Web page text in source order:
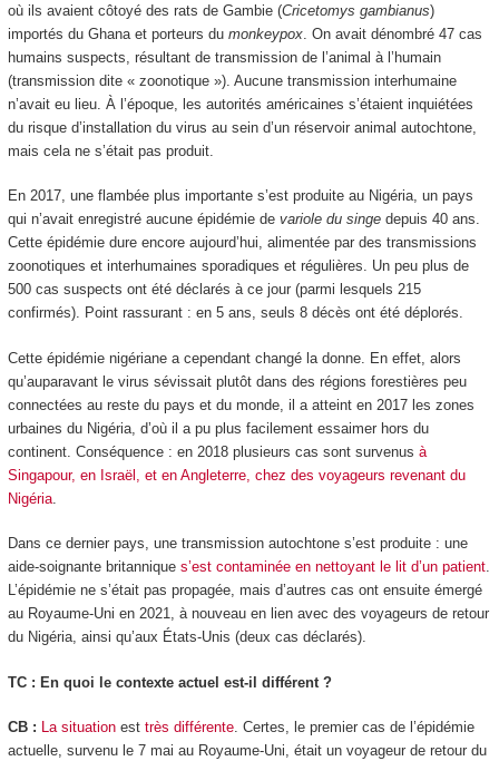
où ils avaient côtoyé des rats de Gambie (Cricetomys gambianus)
importés du Ghana et porteurs du monkeypox. On avait dénombré 47 cas
humains suspects, résultant de transmission de l’animal à l’humain
(transmission dite « zoonotique »). Aucune transmission interhumaine
n’avait eu lieu. À l’époque, les autorités américaines s’étaient inquiétées
du risque d’installation du virus au sein d’un réservoir animal autochtone,
mais cela ne s’était pas produit.
En 2017, une flambée plus importante s’est produite au Nigéria, un pays
qui n’avait enregistré aucune épidémie de variole du singedepuis 40 ans.
Cette épidémie dure encore aujourd’hui, alimentée par des transmissions
zoonotiques et interhumaines sporadiques et régulières. Un peu plus de
500 cas suspects ont été déclarés à ce jour (parmi lesquels 215
confirmés). Point rassurant : en 5 ans, seuls 8 décès ont été déplorés.
Cette épidémie nigériane a cependant changé la donne. En effet, alors
qu’auparavant le virus sévissait plutôt dans des régions forestières peu
connectées au reste du pays et du monde, il a atteint en 2017 les zones
urbaines du Nigéria, d’où il a pu plus facilement essaimer hors du
continent. Conséquence : en 2018 plusieurs cas sont survenus à
Singapour, en Israël, et en Angleterre, chez des voyageurs revenant du
Nigéria.
Dans ce dernier pays, une transmission autochtone s’est produite : une
aide-soignante britannique s’est contaminée en nettoyant le lit d’un patient.
L’épidémie ne s’était pas propagée, mais d’autres cas ont ensuite émergé
au Royaume-Uni en 2021, à nouveau en lien avec des voyageurs de retour
du Nigéria, ainsi qu’aux États-Unis (deux cas déclarés).
TC : En quoi le contexte actuel est-il différent ?
CB : La situationest très différente. Certes, le premier cas de l’épidémie
actuelle, survenu le 7 mai au Royaume-Uni, était un voyageur de retour du